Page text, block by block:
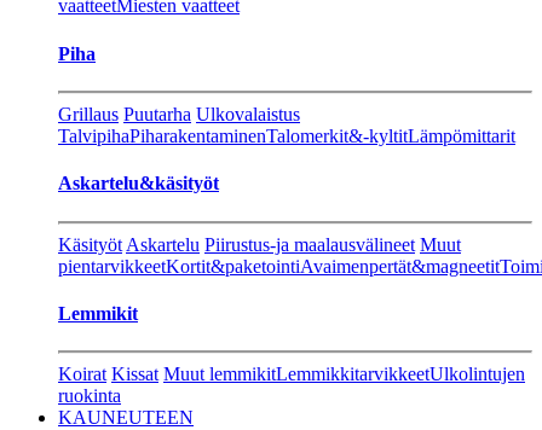
vaatteetMiesten vaatteet
Piha
Grillaus Puutarha Ulkovalaistus
TalvipihaPiharakentaminenTalomerkit&-kyltitLämpömittarit
Askartelu&käsityöt
Käsityöt Askartelu Piirustus-ja maalausvälineet Muut
pientarvikkeetKortit&paketointiAvaimenpertät&magneetit
Lemmikit
Koirat Kissat Muut lemmikitLemmikkitarvikkeetUlkolintujen
ruokinta
KAUNEUTEEN